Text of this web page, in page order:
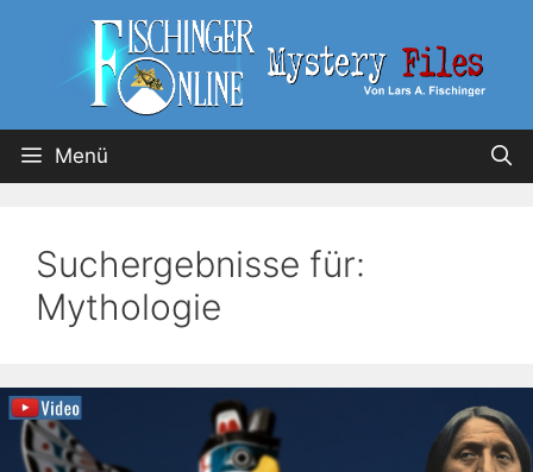
Menü
Suchergebnisse für:
Mythologie